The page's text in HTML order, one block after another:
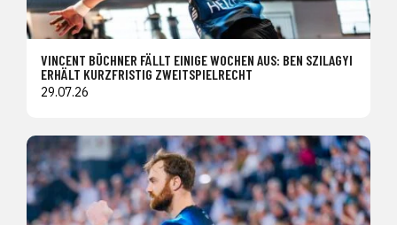
VINCENT BÜCHNER FÄLLT EINIGE WOCHEN AUS: BEN SZILAGYI
ERHÄLT KURZFRISTIG ZWEITSPIELRECHT
29.07.26